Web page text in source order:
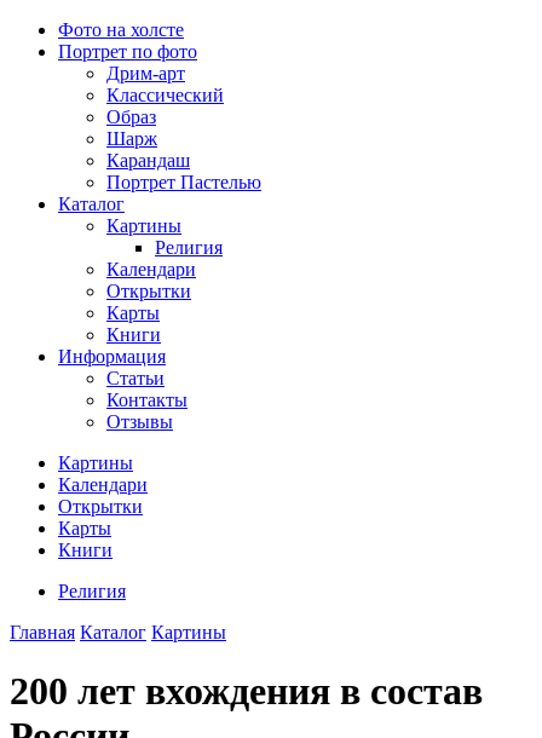
Фото на холсте
Портрет по фото
Дрим-арт
Классический
Образ
Шарж
Карандаш
Портрет Пастелью
Каталог
Картины
Религия
Календари
Открытки
Карты
Книги
Информация
Статьи
Контакты
Отзывы
Картины
Календари
Открытки
Карты
Книги
Религия
Главная Каталог Картины
200 лет вхождения в состав